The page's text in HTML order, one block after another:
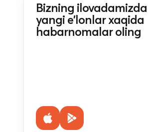
Bizning ilovadamizda
yangi e'lonlar xaqida
habarnomalar oling